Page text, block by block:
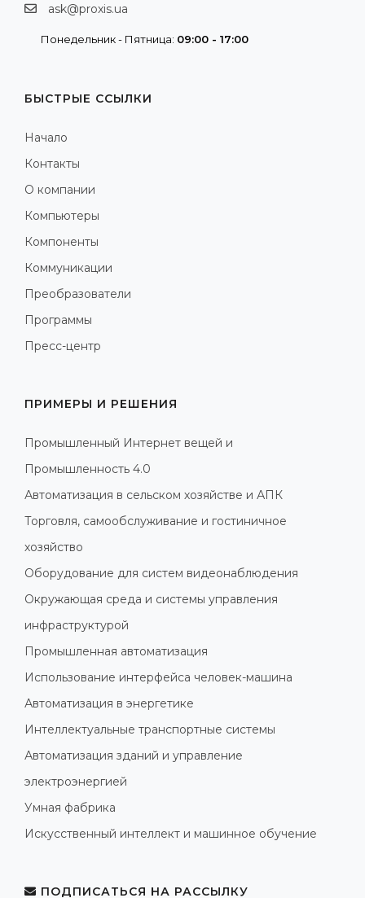
ask@proxis.ua
Понедельник - Пятница: 09:00 - 17:00
БЫСТРЫЕ ССЫЛКИ
Начало
Контакты
О компании
Компьютеры
Компоненты
Коммуникации
Преобразователи
Программы
Пресс-центр
ПРИМЕРЫ И РЕШЕНИЯ
Промышленный Интернет вещей и
Промышленность 4.0
Автоматизация в сельском хозяйстве и АПК
Торговля, самообслуживание и гостиничное
хозяйство
Оборудование для систем видеонаблюдения
Окружающая среда и системы управления
инфраструктурой
Промышленная автоматизация
Использование интерфейса человек-машина
Автоматизация в энергетике
Интеллектуальные транспортные системы
Автоматизация зданий и управление
электроэнергией
Умная фабрика
Искусственный интеллект и машинное обучение
ПОДПИСАТЬСЯ НА РАССЫЛКУ